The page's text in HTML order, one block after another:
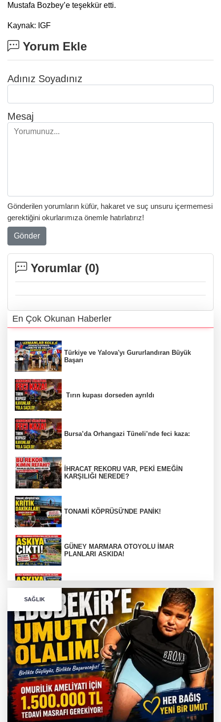
Mustafa Bozbey’e teşekkür etti.
Kaynak: IGF
Yorum Ekle
Adınız Soyadınız
Mesaj
Gönderilen yorumların küfür, hakaret ve suç unsuru içermemesi
gerektiğini okurlarımıza önemle hatırlatırız!
Gönder
Yorumlar (0)
En Çok Okunan Haberler
Türkiye ve Yalova'yı Gururlandıran Büyük
Başarı
Tırın kupası dorseden ayrıldı
Bursa’da Orhangazi Tüneli’nde feci kaza:
İHRACAT REKORU VAR, PEKİ EMEĞİN
KARŞILIĞI NEREDE?
TONAMİ KÖPRÜSÜ'NDE PANİK!
GÜNEY MARMARA OTOYOLU İMAR
PLANLARI ASKIDA!
PLANLARI ASKIDA!
256 PARÇA ESER ELE GEÇİRİLDİ
Görüntüler yapay zekamı ?
Otomobil Hurdaya Döndü
SAĞLIK